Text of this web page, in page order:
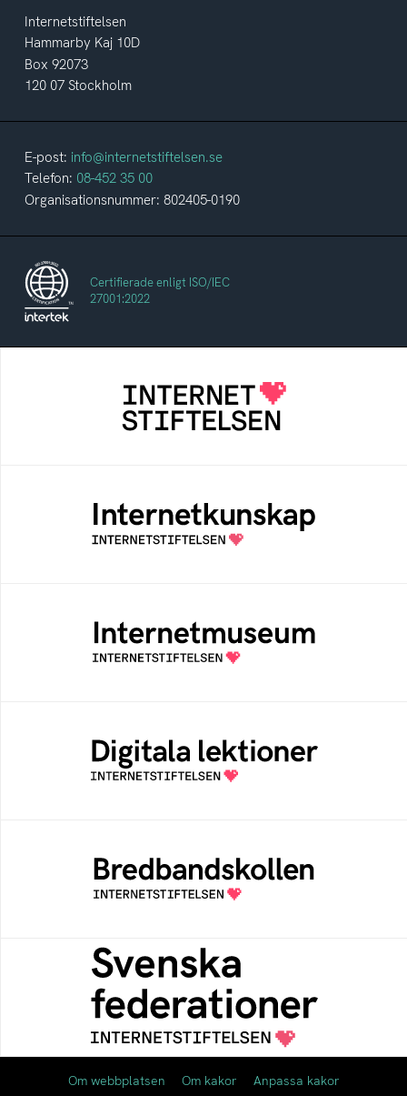
Internetstiftelsen
Hammarby Kaj 10D
Box 92073
120 07 Stockholm
E-post: info@internetstiftelsen.se
Telefon: 08-452 35 00
Organisationsnummer: 802405-0190
Certifierade enligt ISO/IEC
27001:2022
Internetstiftelsen verkar för ett internet som
bidrar positivt till människan och samhället
Samlad kunskap som hjälper dig att bli en
säker och medveten internetanvändare
Ett digitalt museum som byggts, och kureras
av Internetstiftelsen
Öppen digital lärresurs med färdiga lektioner
för alla stadier i grundskolan
Bredbandskollen är ett oberoende
konsumentverktyg som drivs av
Internetstiftelsen
Svenska federationer
Grunden för medlemskap i en sektors- eller
kontextspecifik federation
Om webbplatsen Om kakor Anpassa kakor